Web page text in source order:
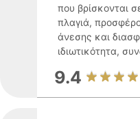
που βρίσκονται
πλαγιά,
άνεσης και
ιδιωτικότητα,
9.4